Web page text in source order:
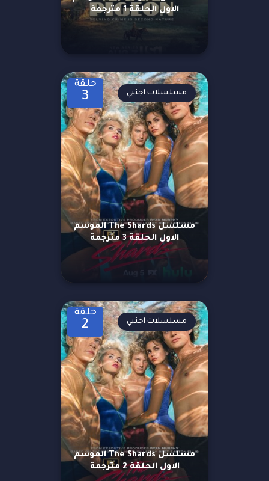
الاول الحلقة 1 مترجمة
حلقة
3
مسلسل The Shards الموسم
الاول الحلقة 3 مترجمة
مسلسلات اجنبي
حلقة
2
مسلسل The Shards الموسم
الاول الحلقة 2 مترجمة
مسلسلات اجنبي